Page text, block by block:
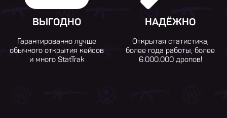
ВЫГОДНО
Гарантированно лучше
обычного открытия кейсов
и много StatTrak
НАДЁЖНО
Открытая статистика,
более года работы, более
6.000.000 дропов!